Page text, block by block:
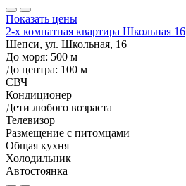
Показать цены
2-х комнатная квартира Школьная 16
Шепси, ул. Школьная, 16
До моря: 500 м
До центра: 100 м
СВЧ
Кондиционер
Дети любого возраста
Телевизор
Размещение с питомцами
Общая кухня
Холодильник
Автостоянка